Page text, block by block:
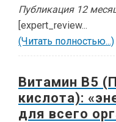
Публикация 12
[expert_review...
(Читать полностью...)
Витамин В5
кислота):
для всего